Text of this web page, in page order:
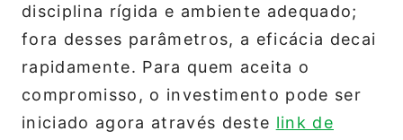
disciplina rígida e ambiente adequado;
fora desses parâmetros, a eficácia decai
rapidamente. Para quem aceita o
compromisso, o investimento pode ser
iniciado agora através deste link de